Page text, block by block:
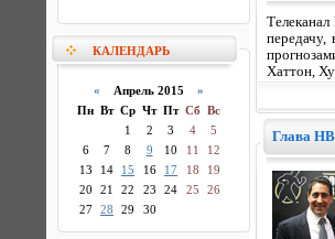
КАЛЕНДАРЬ
« Апрель 2015 »
Пн Вт Ср Чт Пт Сб Вс
1
2 3 4
5
6
7 8 9 10 11
12
13
14 15 16 17 18
19
20
21 22 23 24 25
26
27
28 29 30
передачу,
Хаттон,
Глава